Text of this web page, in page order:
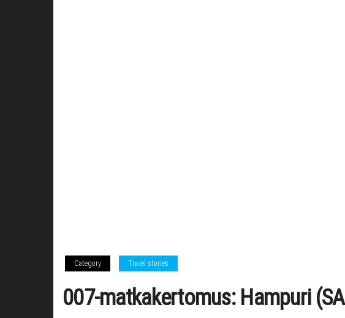
Category Travel stories
007-matkakertomus: Hampuri